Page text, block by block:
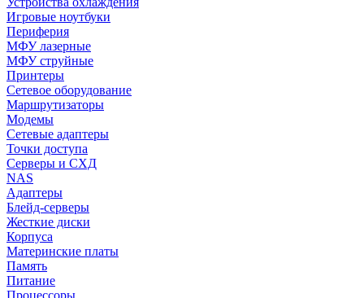
Игровые ноутбуки
Периферия
МФУ лазерные
МФУ струйные
Принтеры
Сетевое оборудование
Маршрутизаторы
Модемы
Сетевые адаптеры
Точки доступа
Серверы и СХД
NAS
Адаптеры
Блейд-серверы
Жесткие диски
Корпуса
Материнские платы
Память
Питание
Процессоры